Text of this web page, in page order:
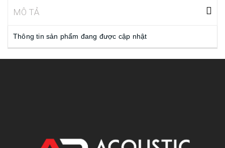
MÔ TẢ
Thông tin sản phẩm đang được cập nhật